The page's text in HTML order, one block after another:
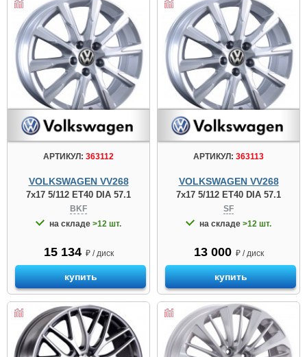
АРТИКУЛ: 363112
VOLKSWAGEN VV268
7x17 5/112 ET40 DIA 57.1
BKF
на складе >12 шт.
15 134 ₽ / диск
купить
АРТИКУЛ: 363113
VOLKSWAGEN VV268
7x17 5/112 ET40 DIA 57.1
SF
на складе >12 шт.
13 000 ₽ / диск
купить